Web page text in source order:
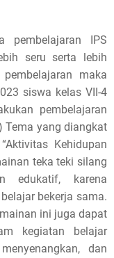
pembelajaran IPS
seru serta lebih
maka
siswa kelas VII-4
pembelajaran
Tema yang diangkat
Kehidupan
teka teki silang
edukatif, karena
bekerja sama.
ini juga dapat
kegiatan belajar
dan